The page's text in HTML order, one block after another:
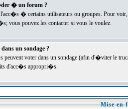
� un forum ?
� certains utilisateurs ou groupes. Pour
vous pouvez les contacter si vous le voulez.
un sondage ?
peuvent voter dans un sondage (afin d'�viter le
d'acc�s appropri�s.
Mise en